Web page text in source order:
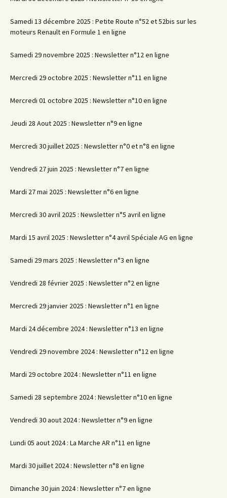
Samedi 13 décembre 2025 : Petite Route n°52 et 52bis sur les
moteurs Renault en Formule 1 en ligne
Samedi 29 novembre 2025 : Newsletter n°12 en ligne
Mercredi 29 octobre 2025 : Newsletter n°11 en ligne
Mercredi 01 octobre 2025 : Newsletter n°10 en ligne
Jeudi 28 Aout 2025 : Newsletter n°9 en ligne
Mercredi 30 juillet 2025 : Newsletter n°0 et n°8 en ligne
Vendredi 27 juin 2025 : Newsletter n°7 en ligne
Mardi 27 mai 2025 : Newsletter n°6 en ligne
Mercredi 30 avril 2025 : Newsletter n°5 avril en ligne
Mardi 15 avril 2025 : Newsletter n°4 avril Spéciale AG en ligne
Samedi 29 mars 2025 : Newsletter n°3 en ligne
Vendredi 28 février 2025 : Newsletter n°2 en ligne
Mercredi 29 janvier 2025 : Newsletter n°1 en ligne
Mardi 24 décembre 2024 : Newsletter n°13 en ligne
Vendredi 29 novembre 2024 : Newsletter n°12 en ligne
Mardi 29 octobre 2024 : Newsletter n°11 en ligne
Samedi 28 septembre 2024 : Newsletter n°10 en ligne
Vendredi 30 aout 2024 : Newsletter n°9 en ligne
Lundi 05 aout 2024 : La Marche AR n°11 en ligne
Mardi 30 juillet 2024 : Newsletter n°8 en ligne
Dimanche 30 juin 2024 : Newsletter n°7 en ligne